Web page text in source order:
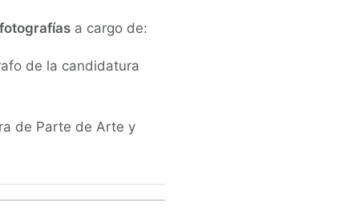
a cargo de:
de la candidatura
de Parte de Arte y